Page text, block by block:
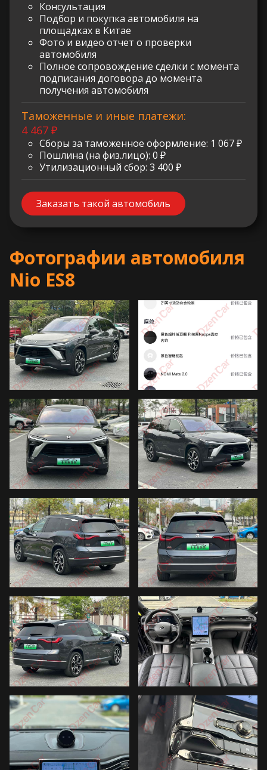
Консультация
Подбор и покупка автомобиля на
площадках в Китае
Фото и видео отчет о проверки
автомобиля
Полное сопровождение сделки с момента
подписания договора до момента
получения автомобиля
Таможенные и иные платежи:
4 467 ₽
Сборы за таможенное оформление: 1 067 ₽
Пошлина (на физ.лицо): 0 ₽
Утилизационный сбор: 3 400 ₽
Заказать такой автомобиль
Фотографии автомобиля
Nio ES8